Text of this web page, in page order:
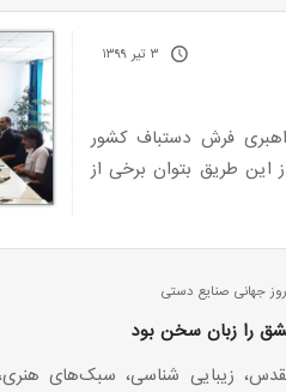
۳ تیر ۱۳۹۹
فرش دستباف کشور
این طریق بتوان برخی از
روز جهانی صنایع دستی
را زبان سخن بود
زیبایی شناسی، سبک‌های